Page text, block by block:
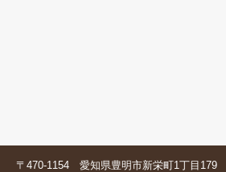
〒470-1154 愛知県豊明市新栄町1丁目179